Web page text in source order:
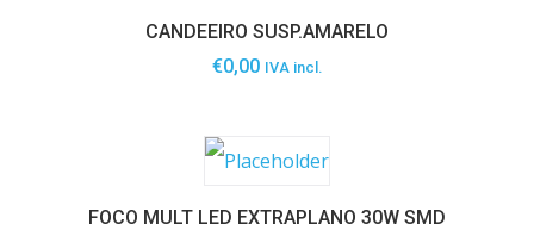
CANDEEIRO SUSP.AMARELO
€0,00 IVA incl.
FOCO MULT LED EXTRAPLANO 30W SMD